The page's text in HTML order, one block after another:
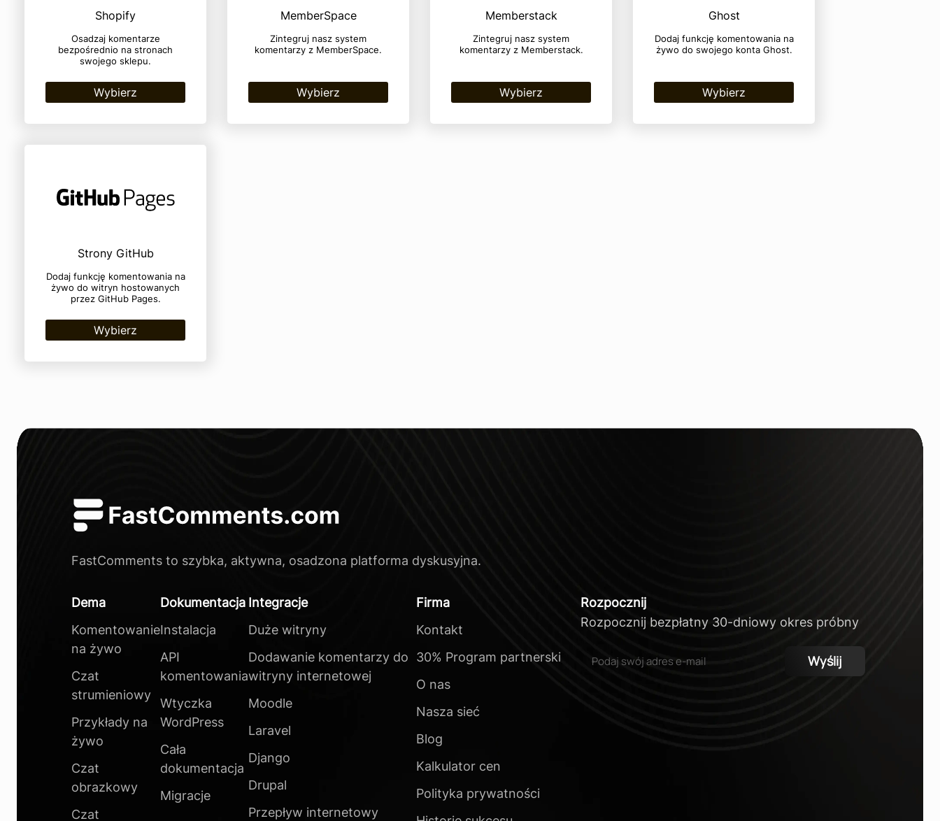
Shopify
Osadzaj komentarze
bezpośrednio na stronach
swojego sklepu.
Wybierz
MemberSpace
Zintegruj nasz system
komentarzy z MemberSpace.
Wybierz
Memberstack
Zintegruj nasz system
komentarzy z Memberstack.
Wybierz
Ghost
Dodaj funkcję komentowania na
żywo do swojego konta Ghost.
Wybierz
Strony GitHub
Dodaj funkcję komentowania na
żywo do witryn hostowanych
przez GitHub Pages.
Wybierz
FastComments to szybka, aktywna, osadzona platforma dyskusyjna.
Dema
Komentowanie
na żywo
Czat
strumieniowy
Przykłady na
żywo
Czat
obrazkowy
Czat
Dokumentacja
Instalacja
API
komentowania
Wtyczka
WordPress
Cała
dokumentacja
Migracje
Integracje
Duże witryny
Dodawanie komentarzy do
witryny internetowej
Moodle
Laravel
Django
Drupal
Przepływ internetowy
Firma
Kontakt
30% Program partnerski
O nas
Nasza sieć
Blog
Kalkulator cen
Polityka prywatności
Rozpocznij
Rozpocznij bezpłatny 30-dniowy okres próbny
Wyślij